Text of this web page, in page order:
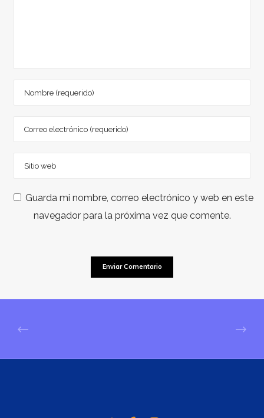
Guarda mi nombre, correo electrónico y web en este
navegador para la próxima vez que comente.